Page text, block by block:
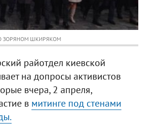
ЗОРЯНОМ ШКИРЯКОМ
райотдел киевской
на допросы активистов
вчера, 2 апреля,
в митинге под стенами